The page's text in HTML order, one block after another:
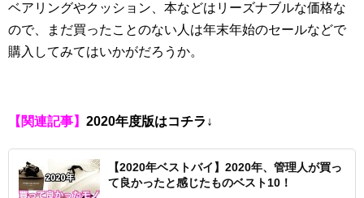
ベアリングやクッション、本などはリーズナブルな価格な
ので、まだ買ったことのない人は年末年始のセールなどで
購入してみてはいかがだろうか。
【関連記事】 2020年度版はコチラ↓
【2020年ベストバイ】2020年、管理人が買っ
て良かったと感じたものベスト10！